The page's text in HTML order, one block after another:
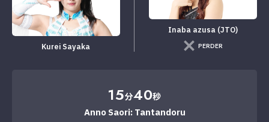
Kurei Sayaka
Inaba azusa (JTO)
PERDER
15分40秒
Anno Saori: Tantandoru